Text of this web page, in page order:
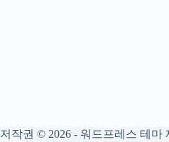
저작권 © 2026 - 워드프레스 테마